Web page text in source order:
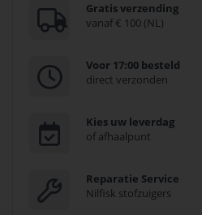
Gratis verzending
vanaf € 100 (NL)
Voor 17:00 besteld
direct verzonden
Kies uw leverdag
of afhaalpunt
Reparatie Service
Nilfisk stofzuigers